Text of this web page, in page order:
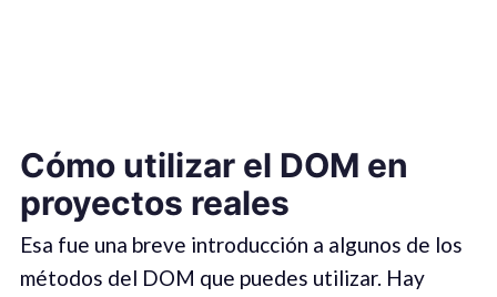
Cómo utilizar el DOM en
proyectos reales
Esa fue una breve introducción a algunos de los
métodos del DOM que puedes utilizar. Hay